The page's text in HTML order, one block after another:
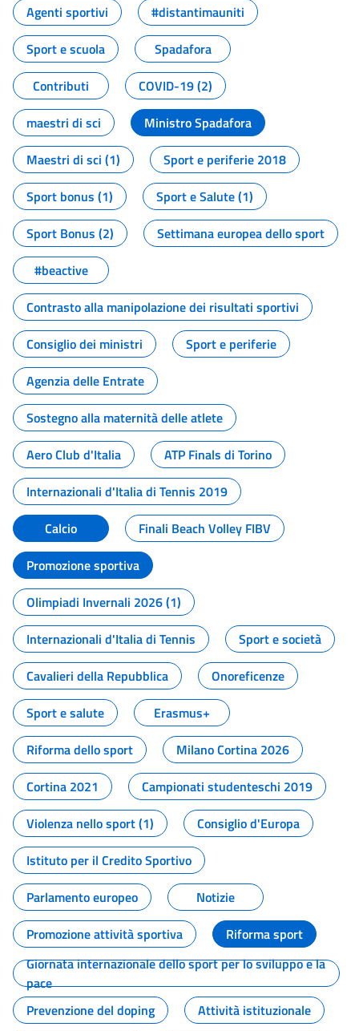
Agenti sportivi
#distantimauniti
Sport e scuola
Spadafora
Contributi
COVID-19 (2)
maestri di sci
Ministro Spadafora
Maestri di sci (1)
Sport e periferie 2018
Sport bonus (1)
Sport e Salute (1)
Sport Bonus (2)
Settimana europea dello sport
#beactive
Contrasto alla manipolazione dei risultati sportivi
Consiglio dei ministri
Sport e periferie
Agenzia delle Entrate
Sostegno alla maternità delle atlete
Aero Club d'Italia
ATP Finals di Torino
Internazionali d'Italia di Tennis 2019
Calcio
Finali Beach Volley FIBV
Promozione sportiva
Olimpiadi Invernali 2026 (1)
Internazionali d'Italia di Tennis
Sport e società
Cavalieri della Repubblica
Onoreficenze
Sport e salute
Erasmus+
Riforma dello sport
Milano Cortina 2026
Cortina 2021
Campionati studenteschi 2019
Violenza nello sport (1)
Consiglio d'Europa
Istituto per il Credito Sportivo
Parlamento europeo
Notizie
Promozione attività sportiva
Riforma sport
Giornata internazionale dello sport per lo sviluppo e la
pace
Prevenzione del doping
Attività istituzionale